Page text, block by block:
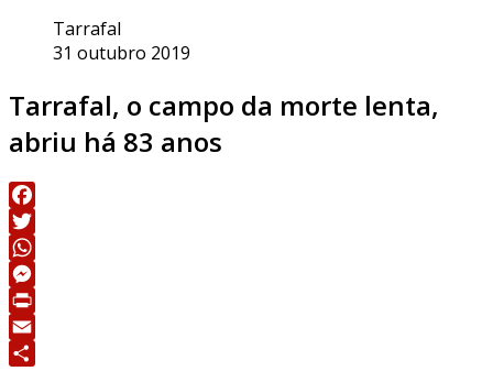
Tarrafal
31 outubro 2019
Tarrafal, o campo da morte lenta,
abriu há 83 anos
Facebook
Twitter
WhatsApp
Messenger
Print
Email